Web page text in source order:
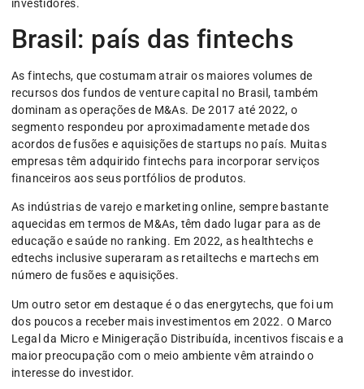
investidores.
Brasil: país das fintechs
As fintechs, que costumam atrair os maiores volumes de
recursos dos fundos de venture capital no Brasil, também
dominam as operações de M&As. De 2017 até 2022, o
segmento respondeu por aproximadamente metade dos
acordos de fusões e aquisições de startups no país. Muitas
empresas têm adquirido fintechs para incorporar serviços
financeiros aos seus portfólios de produtos.
As indústrias de varejo e marketing online, sempre bastante
aquecidas em termos de M&As, têm dado lugar para as de
educação e saúde no ranking. Em 2022, as healthtechs e
edtechs inclusive superaram as retailtechs e martechs em
número de fusões e aquisições.
Um outro setor em destaque é o das energytechs, que foi um
dos poucos a receber mais investimentos em 2022. O Marco
Legal da Micro e Minigeração Distribuída, incentivos fiscais e a
maior preocupação com o meio ambiente vêm atraindo o
interesse do investidor.